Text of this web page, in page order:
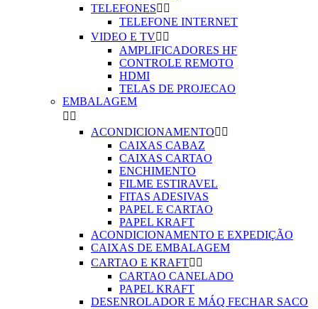
TELEFONES 
TELEFONE INTERNET
VIDEO E TV 
AMPLIFICADORES HF
CONTROLE REMOTO
HDMI
TELAS DE PROJECAO
EMBALAGEM
 
ACONDICIONAMENTO 
CAIXAS CABAZ
CAIXAS CARTAO
ENCHIMENTO
FILME ESTIRAVEL
FITAS ADESIVAS
PAPEL E CARTAO
PAPEL KRAFT
ACONDICIONAMENTO E EXPEDIÇÃO
CAIXAS DE EMBALAGEM
CARTAO E KRAFT 
CARTAO CANELADO
PAPEL KRAFT
DESENROLADOR E MÁQ FECHAR SACO